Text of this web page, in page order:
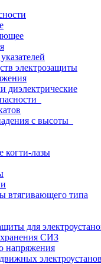
электрозащиты
диэлектрические
с высоты
лазы
втягивающего типа
для
СИЗ
напряжения